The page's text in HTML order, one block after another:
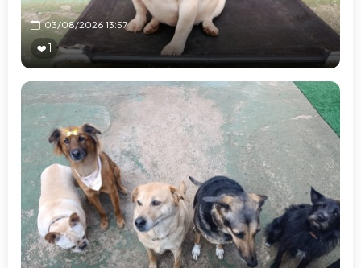
03/08/2026 13:57
❤️ 1